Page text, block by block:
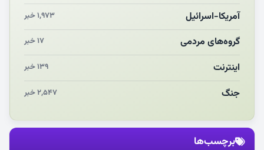
چرایی «استقبال از آقای ایران»
آمریکا-اسرائیل ۱,۹۷۳ خبر
گروه‌های مردمی ۱۷ خبر
اینترنت ۱۳۹ خبر
جنگ ۲,۵۴۷ خبر
برچسب‌ها